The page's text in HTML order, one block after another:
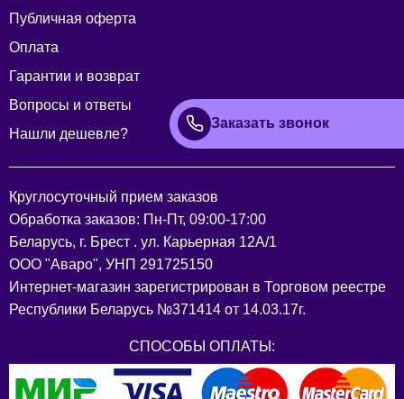
Публичная оферта
Оплата
Гарантии и возврат
Вопросы и ответы
Нашли дешевле?
Заказать звонок
Круглосуточный прием заказов
Обработка заказов: Пн-Пт, 09:00-17:00
Беларусь, г. Брест . ул. Карьерная 12А/1
ООО "Аваро", УНП 291725150
Интернет-магазин зарегистрирован в Торговом реестре
Республики Беларусь №371414 от 14.03.17г.
СПОСОБЫ ОПЛАТЫ: